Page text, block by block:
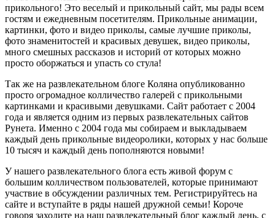
прикольного! Это веселый и прикольный сайт, мы рады всем
гостям и ежедневным посетителям. Прикольные анимации,
картинки, фото и видео приколы, самые лучшие приколы,
фото знаменитостей и красивых девушек, видео приколы,
много смешных рассказов и историй от которых можно
просто оборжаться и упасть со стула!
Так же на развлекательном блоге Коляна опубликованно
просто огромадное колличество галерей с прикольными
картинками и красивыми девушками. Сайт работает с 2004
года и является одним из первых развлекательных сайтов
Рунета. Именно с 2004 года мы собираем и выкладываем
каждый день прикольные видеоролики, которых у нас больше
10 тысяч и каждый день пополняются новыми!
У нашего развлекательного блога есть живой форум с
большим колличеством пользователей, которые принимают
участвие в обсуждении различных тем. Регистрируйтесь на
сайте и вступайте в ряды нашей дружной семьи! Короче
говоря заходите на наш развлекательный блог каждый день, с